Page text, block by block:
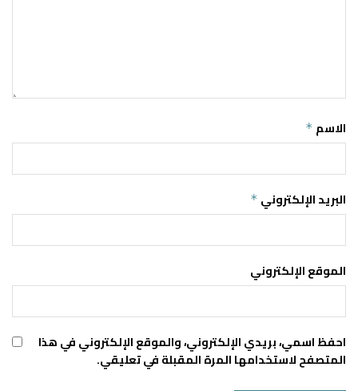
الاسم *
البريد الإلكتروني *
الموقع الإلكتروني
احفظ اسمي، بريدي الإلكتروني، والموقع الإلكتروني في هذا
المتصفح لاستخدامها المرة المقبلة في تعليقي.